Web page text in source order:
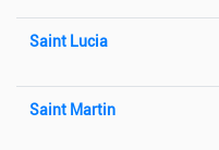
Saint Lucia
Saint Martin